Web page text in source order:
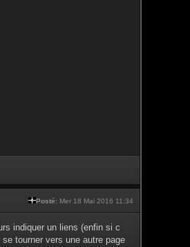
Posté: Mer 18 Mai 2016 11:34
indiquer un liens (enfin si c
tourner vers une autre page